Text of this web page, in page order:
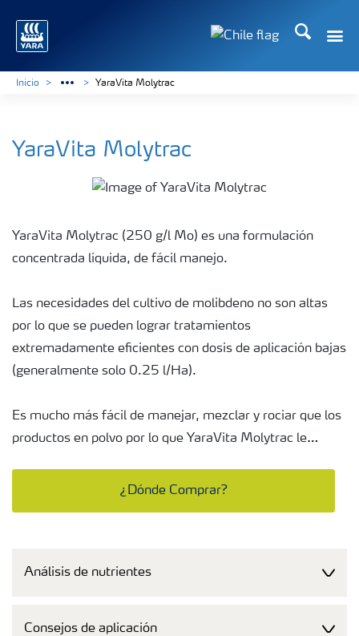
Buscar
Inicio YaraVita Molytrac
YaraVita Molytrac
YaraVita Molytrac (250 g/l Mo) es una formulación
concentrada líquida, de fácil manejo.
Las necesidades del cultivo de molibdeno no son altas
por lo que se pueden lograr tratamientos
extremadamente eficientes con dosis de aplicación bajas
(generalmente solo 0.25 l/Ha).
Es mucho más fácil de manejar, mezclar y rociar que los
productos en polvo por lo que YaraVita Molytrac le
eliminando la necesidad de operaciones de spray,
¿Dónde Comprar?
Análisis de nutrientes
Consejos de aplicación